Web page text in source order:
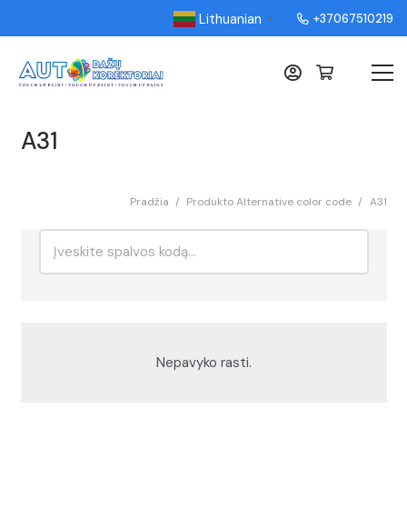
Lithuanian ▼ +37067510219
A31
Pradžia / Produkto Alternative color code / A31
Nepavyko rasti.